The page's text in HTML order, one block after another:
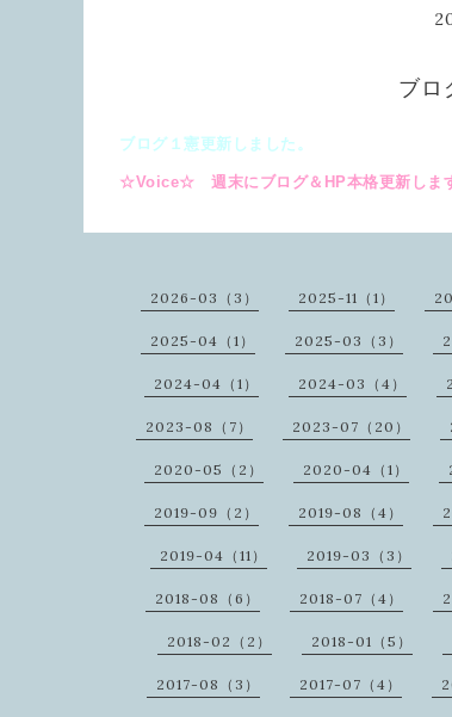
ブロ
ブログ１憲更新しました。
☆Voice☆ 週末にブログ＆HP本格更新しま
2026-03（3） 2025-11（1）
2025-04（1） 2025-03（3）
2024-04（1） 2024-03（4）
2023-08（7） 2023-07（20）
2020-05（2） 2020-04（1）
2019-09（2） 2019-08（4）
2019-04（11） 2019-03（3）
2018-08（6） 2018-07（4）
2018-02（2） 2018-01（5）
2017-08（3） 2017-07（4）